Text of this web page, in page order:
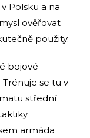
Polsku a na
ověřovat
použity.
bojové
se tu v
střední
armáda